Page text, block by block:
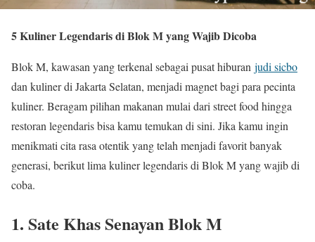
5 Kuliner Legendaris di Blok M yang Wajib Dicoba
Blok M, kawasan yang terkenal sebagai pusat hiburan judi sicbo
dan kuliner di Jakarta Selatan, menjadi magnet bagi para pecinta
kuliner. Beragam pilihan makanan mulai dari street food hingga
restoran legendaris bisa kamu temukan di sini. Jika kamu ingin
menikmati cita rasa otentik yang telah menjadi favorit banyak
generasi, berikut lima kuliner legendaris di Blok M yang wajib di
coba.
1. Sate Khas Senayan Blok M